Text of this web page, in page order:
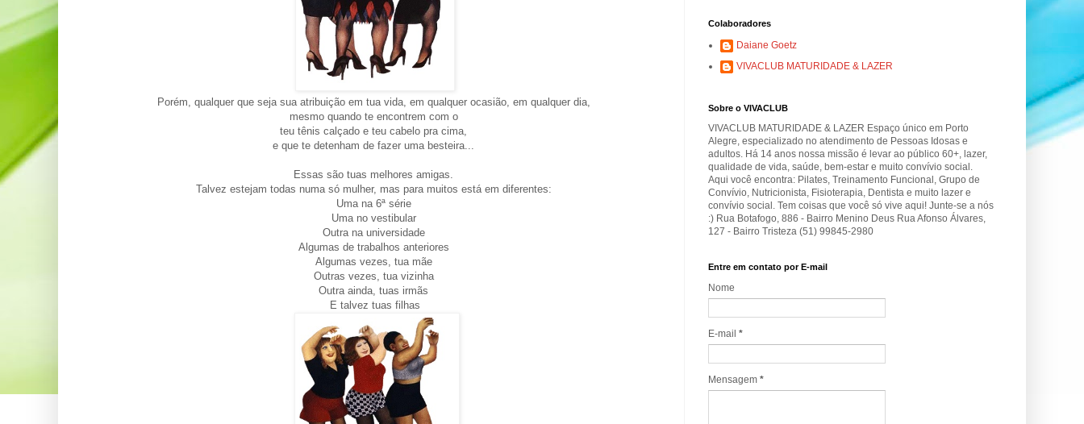
Porém, qualquer que seja sua atribuição em tua vida, em qualquer ocasião, em qualquer dia,
mesmo quando te encontrem com o
teu tênis calçado e teu cabelo pra cima,
e que te detenham de fazer uma besteira...
Essas são tuas melhores amigas.
Talvez estejam todas numa só mulher, mas para muitos está em diferentes:
Uma na 6ª série
Uma no vestibular
Outra na universidade
Algumas de trabalhos anteriores
Algumas vezes, tua mãe
Outras vezes, tua vizinha
Outra ainda, tuas irmãs
E talvez tuas filhas
Colaboradores
Daiane Goetz
VIVACLUB MATURIDADE & LAZER
Sobre o VIVACLUB
VIVACLUB MATURIDADE & LAZER Espaço único em Porto
Alegre, especializado no atendimento de Pessoas Idosas e
adultos. Há 14 anos nossa missão é levar ao público 60+, lazer,
qualidade de vida, saúde, bem-estar e muito convívio social.
Aqui você encontra: Pilates, Treinamento Funcional, Grupo de
Convívio, Nutricionista, Fisioterapia, Dentista e muito lazer e
convívio social. Tem coisas que você só vive aqui! Junte-se a nós
:) Rua Botafogo, 886 - Bairro Menino Deus Rua Afonso Álvares,
127 - Bairro Tristeza (51) 99845-2980
Entre em contato por E-mail
Nome
E-mail *
Mensagem *